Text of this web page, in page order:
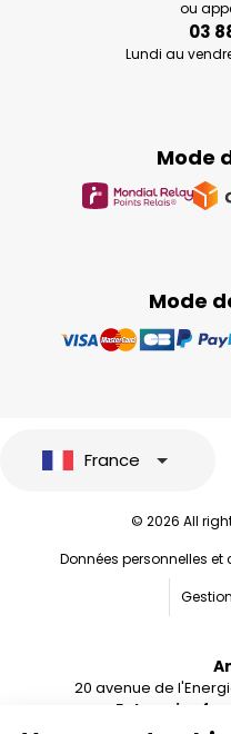
Mode
Mode
ou
03
Lundi au
France
© 2026 All
Données personnelles et
20 avenue de
Entreprise